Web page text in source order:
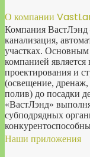
О компании
Компания
канализация,
участках.
компанией
проектирования и
(освещение, дренаж,
полив) до посадки
«ВастЛэнд»
субподрядных
Наши приложения